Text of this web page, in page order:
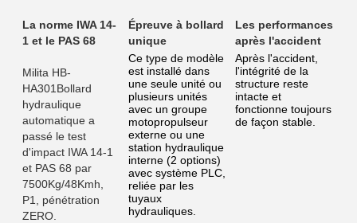
La norme IWA 14-
1 et le PAS 68
Milita HB-
HA301Bollard
hydraulique
automatique a
passé le test
d'impact IWA 14-1
et PAS 68 par
7500Kg/48Kmh,
P1, pénétration
ZERO.
Épreuve à bollard
unique
Ce type de modèle
est installé dans
une seule unité ou
plusieurs unités
avec un groupe
motopropulseur
externe ou une
station hydraulique
interne (2 options)
avec système PLC,
reliée par les
tuyaux
hydrauliques.
Les performances
après l'accident
Après l'accident,
l'intégrité de la
structure reste
intacte et
fonctionne toujours
de façon stable.